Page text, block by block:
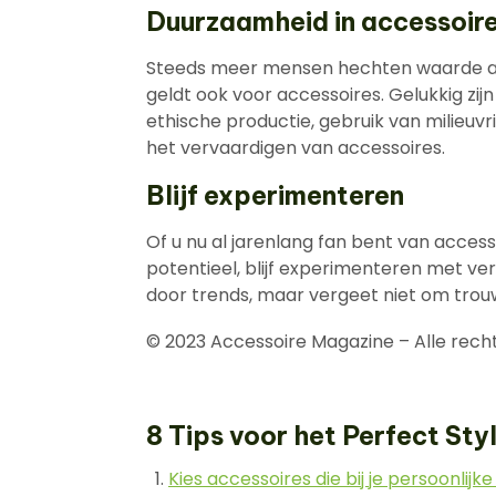
Duurzaamheid in
Steeds meer mensen hechten waarde
geldt ook voor accessoires. Gelukkig
ethische productie, gebruik van
het vervaardigen van accessoires.
Blijf experimenteren
Of u nu al jarenlang fan bent van
potentieel, blijf experimenteren met
door trends, maar vergeet niet om
© 2023 Accessoire Magazine – Alle
8 Tips voor het Perfect
Kies accessoires die bij je